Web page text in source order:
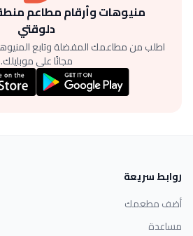
منيوهات وأرقام مطاعم
دلوقتي
اطلب من مطاعمك المفضلة وتابع
مجانًا على موبايلك.
روابط سريعة
أضف مطعمك
مساعدة